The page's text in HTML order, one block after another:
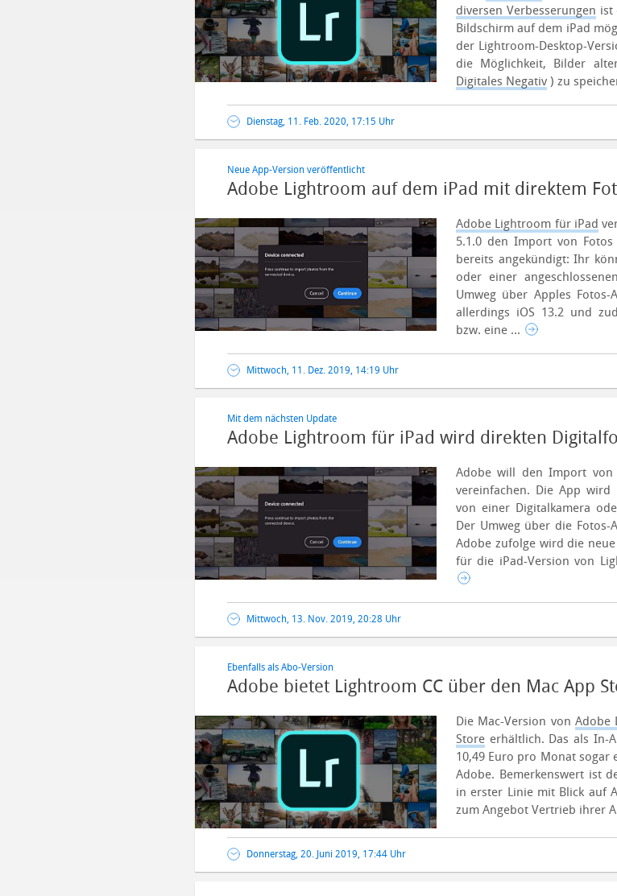
diversen Verbesserungen ist
Bildschirm auf dem iPad
der Lightroom-Desktop-
die Möglichkeit, Bilder
Digitales Negativ ) zu
Dienstag, 11. Feb. 2020, 17:15 Uhr
Neue App-Version veröffentlicht
Adobe Lightroom auf dem iPad mit direktem
Adobe Lightroom für iPad
5.1.0 den Import von
bereits angekündigt: Ihr
oder einer
Umweg über Apples
allerdings iOS 13.2 und
bzw. eine ...
Mittwoch, 11. Dez. 2019, 14:19 Uhr
Mit dem nächsten Update
Adobe Lightroom für iPad wird direkten
Adobe will den Import von
vereinfachen. Die App
von einer Digitalkamera
Der Umweg über die
Adobe zufolge wird die
für die iPad-Version von
Mittwoch, 13. Nov. 2019, 20:28 Uhr
Ebenfalls als Abo-Version
Adobe bietet Lightroom CC über den Mac App
Die Mac-Version vonAdobe
Store erhältlich. Das als In-
10,49 Euro pro Monat sogar
Adobe. Bemerkenswert ist
in erster Linie mit Blick auf
zum Angebot Vertrieb ihrer
Donnerstag, 20. Juni 2019, 17:44 Uhr